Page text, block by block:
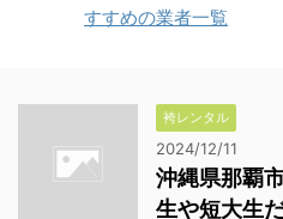
すすめの業者一覧
袴レンタル
2024/12/11
沖縄県那覇
生や短大生